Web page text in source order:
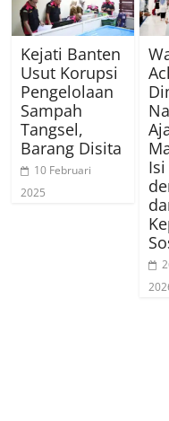
Kejati Banten
Usut Korupsi
Pengelolaan
Sampah
Tangsel,
Barang Disita
10 Februari
2025